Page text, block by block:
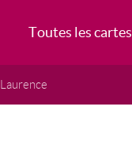
Toutes les cartes
Laurence